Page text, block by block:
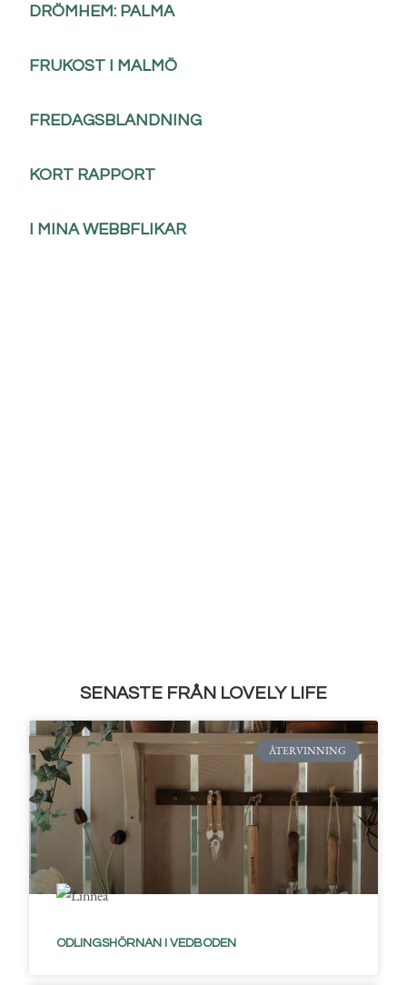
DRÖMHEM: PALMA
FRUKOST I MALMÖ
FREDAGSBLANDNING
KORT RAPPORT
I MINA WEBBFLIKAR
SENASTE FRÅN LOVELY LIFE
ÅTERVINNING
ODLINGSHÖRNAN I VEDBODEN